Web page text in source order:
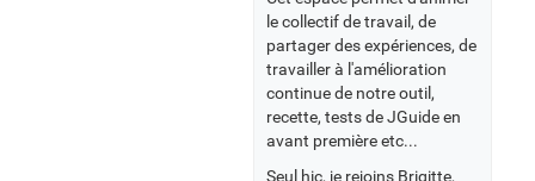
le collectif de travail, de
partager des expériences, de
travailler à l'amélioration
continue de notre outil,
recette, tests de JGuide en
avant première etc...
Seul hic, je rejoins Brigitte,